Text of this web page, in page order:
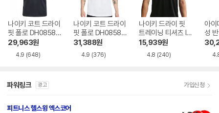
나이키 코트 드라이
핏 폴로 DH0858-
010
29,963원
4.9 (648)
나이키 코트 드라이
핏 폴로 DH0858-1
00
31,388원
4.9 (376)
나이키 드라이 핏
트레이닝 티셔츠 IO
1426-010
15,939원
4.8 (240)
아이
성
셔
파워링크 광고 가입신청
피트니스 헬스윙 엑스코어